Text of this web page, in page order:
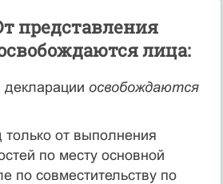
представления
лица:
освобождаются
от выполнения
по месту основной
по совместительству по